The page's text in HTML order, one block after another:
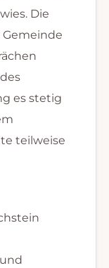
Die
es stetig
teilweise